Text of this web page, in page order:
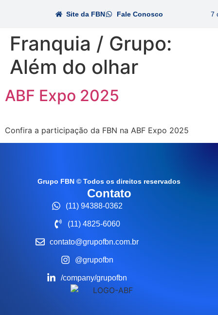
Site da FBN Fale Conosco 7
Franquia / Grupo:
Além do olhar
ABF Expo 2025
Confira a participação da FBN na ABF Expo 2025
Grupo FBN © Todos os direitos reservados
Contato
(11) 94388-0362
(11) 4825-6060
contato@grupofbn.com.br
@grupofbn
/company/grupofbn